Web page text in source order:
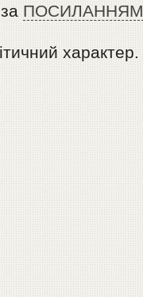
ПОСИЛАННЯМ
характер.